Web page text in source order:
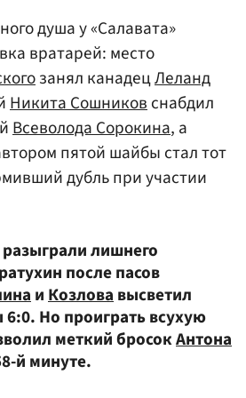
душа у «Салавата»
вратарей: место
занял канадецЛеланд
Никита Сошниковснабдил
Всеволода Сорокина, а
пятой шайбы стал тот
дубль при участии
лишнего
после пасов
иКозловавысветил
Но проиграть всухую
меткий бросокАнтона
й минуте.